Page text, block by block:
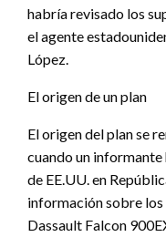
habría revisado los
el agente
López.
El origen de un plan
El origen del plan se
cuando un
de EE.UU. en
información sobre los
Dassault Falcon